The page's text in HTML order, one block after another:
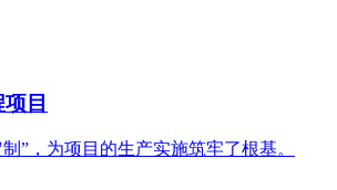
目
”，为项目的生产实施筑牢了根基。